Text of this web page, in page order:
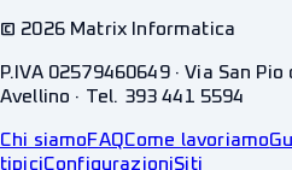
© 2026Matrix Informatica
P.IVA 02579460649 · Via San
Avellino · Tel. 393 441 5594
Chi siamoFAQCome lavoriamo
tipiciConfigurazioniSiti